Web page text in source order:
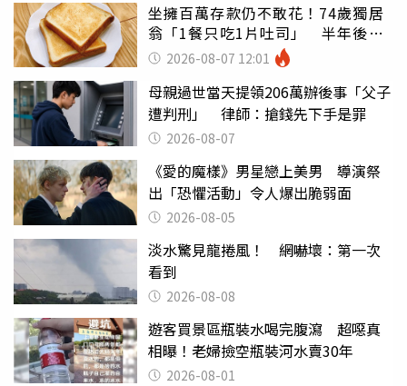
坐擁百萬存款仍不敢花！74歲獨居
翁「1餐只吃1片吐司」 半年後暴
瘦嚇壞女兒
2026-08-07 12:01
母親過世當天提領206萬辦後事「父子
遭判刑」 律師：搶錢先下手是罪
2026-08-07
《愛的魔樣》男星戀上美男 導演祭
出「恐懼活動」令人爆出脆弱面
2026-08-05
淡水驚見龍捲風！ 網嚇壞：第一次
看到
2026-08-08
遊客買景區瓶裝水喝完腹瀉 超噁真
相曝！老婦撿空瓶裝河水賣30年
2026-08-01